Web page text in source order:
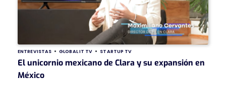
ENTREVISTAS GLOBAL IT TV STARTUP TV
El unicornio mexicano de Clara y su expansión en
México